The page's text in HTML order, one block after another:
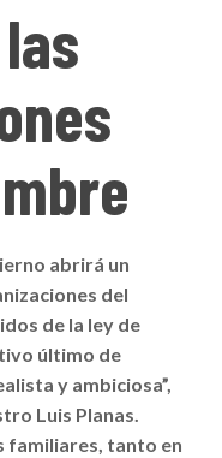
abrirá un
del
de la ley de
último de
y ambiciosa”,
Luis Planas.
familiares, tanto en